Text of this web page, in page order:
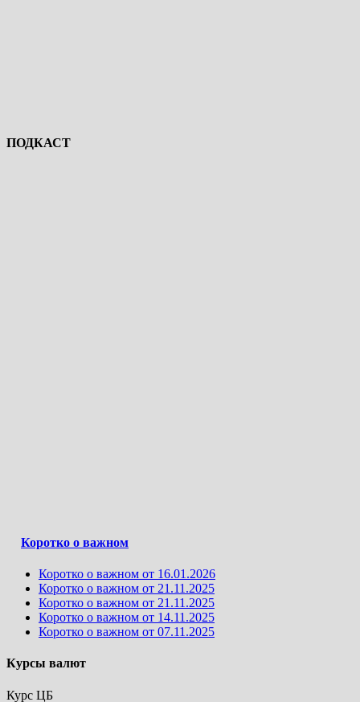
ПОДКАСТ
Коротко о важном
Коротко о важном от 16.01.2026
Коротко о важном от 21.11.2025
Коротко о важном от 21.11.2025
Коротко о важном от 14.11.2025
Коротко о важном от 07.11.2025
Курсы валют
Курс ЦБ